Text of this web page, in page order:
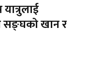
सङ्घको खान र